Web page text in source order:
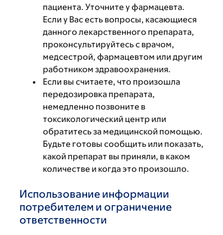
пациента. Уточните у фармацевта.
Если у Вас есть вопросы, касающиеся
данного лекарственного препарата,
проконсультируйтесь с врачом,
медсестрой, фармацевтом или другим
работником здравоохранения.
Если вы считаете, что произошла
передозировка препарата,
немедленно позвоните в
токсикологический центр или
обратитесь за медицинской помощью.
Будьте готовы сообщить или показать,
какой препарат вы приняли, в каком
количестве и когда это произошло.
Использование информации
потребителем и ограничение
ответственности